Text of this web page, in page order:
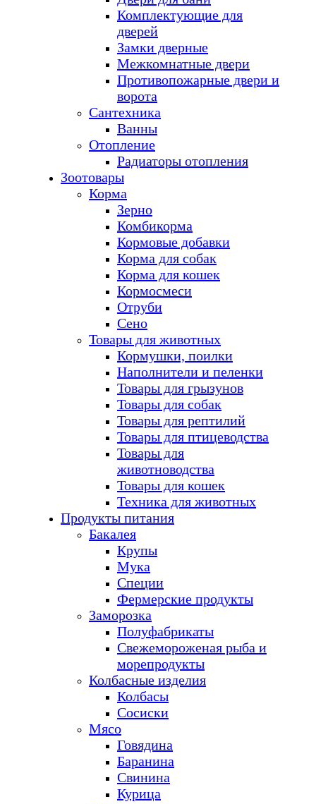
Комплектующие для
дверей
Замки дверные
Межкомнатные двери
Противопожарные двери и
ворота
Сантехника
Ванны
Отопление
Радиаторы отопления
Зоотовары
Корма
Зерно
Комбикорма
Кормовые добавки
Корма для собак
Корма для кошек
Кормосмеси
Отруби
Сено
Товары для животных
Кормушки, поилки
Наполнители и пеленки
Товары для грызунов
Товары для собак
Товары для рептилий
Товары для птицеводства
Товары для
животноводства
Товары для кошек
Техника для животных
Продукты питания
Бакалея
Крупы
Мука
Специи
Фермерские продукты
Заморозка
Полуфабрикаты
Свежемороженая рыба и
морепродукты
Колбасные изделия
Колбасы
Сосиски
Мясо
Говядина
Баранина
Свинина
Курица